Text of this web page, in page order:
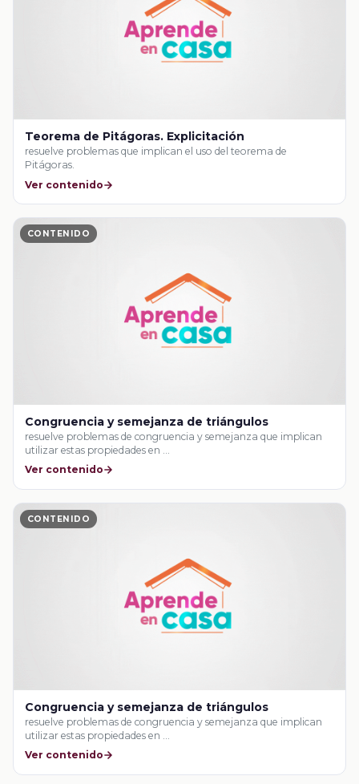
Teorema de Pitágoras. Explicitación
resuelve problemas que implican el uso del teorema de
Pitágoras.
Ver contenido
CONTENIDO
Congruencia y semejanza de triángulos
resuelve problemas de congruencia y semejanza que implican
utilizar estas propiedades en …
Ver contenido
CONTENIDO
Congruencia y semejanza de triángulos
resuelve problemas de congruencia y semejanza que implican
utilizar estas propiedades en …
Ver contenido